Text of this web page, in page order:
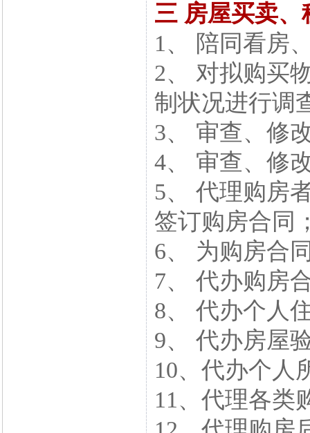
三 房屋买卖、
1、 陪同看房
2、 对拟购买
制状况进行调
3、 审查、修
4、 审查、修
5、 代理购房
签订购房合同
6、 为购房合
7、 代办购房
8、 代办个人
9、 代办房屋
10、代办个人
11、代理各类